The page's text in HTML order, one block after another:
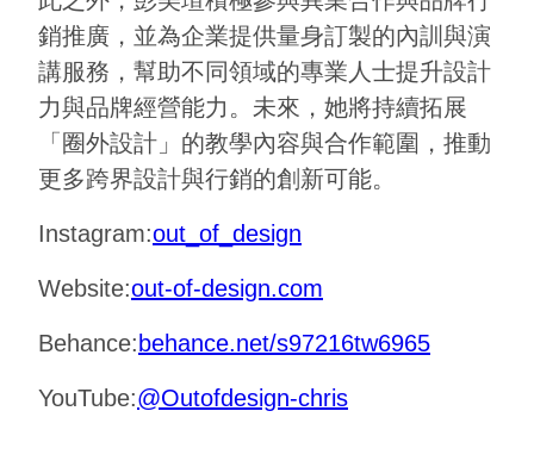
銷推廣，並為企業提供量身訂製的內訓與演
講服務，幫助不同領域的專業人士提升設計
力與品牌經營能力。未來，她將持續拓展
「圈外設計」的教學內容與合作範圍，推動
更多跨界設計與行銷的創新可能。
Instagram:out_of_design
Website:out-of-design.com
Behance: behance.net/s97216tw6965
YouTube:@Outofdesign-chris